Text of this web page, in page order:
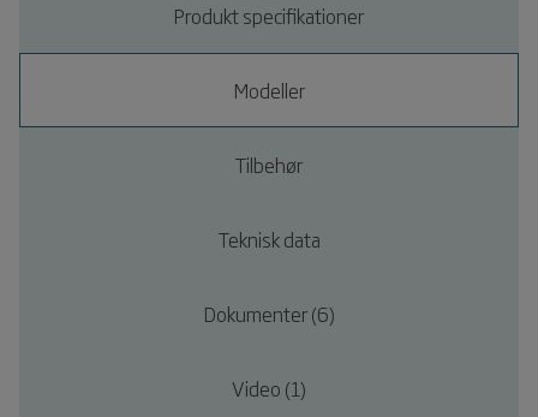
Produkt specifikationer
Modeller
Tilbehør
Teknisk data
Dokumenter (6)
Video (1)